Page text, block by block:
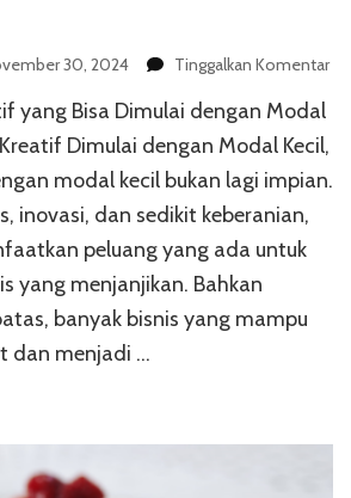
30, 2024 Tinggalkan Komentar
yang Bisa Dimulai dengan Modal
Dimulai dengan Modal Kecil,
modal kecil bukan lagi impian.
inovasi, dan sedikit keberanian,
peluang yang ada untuk
yang menjanjikan. Bahkan
banyak bisnis yang mampu
dan menjadi …